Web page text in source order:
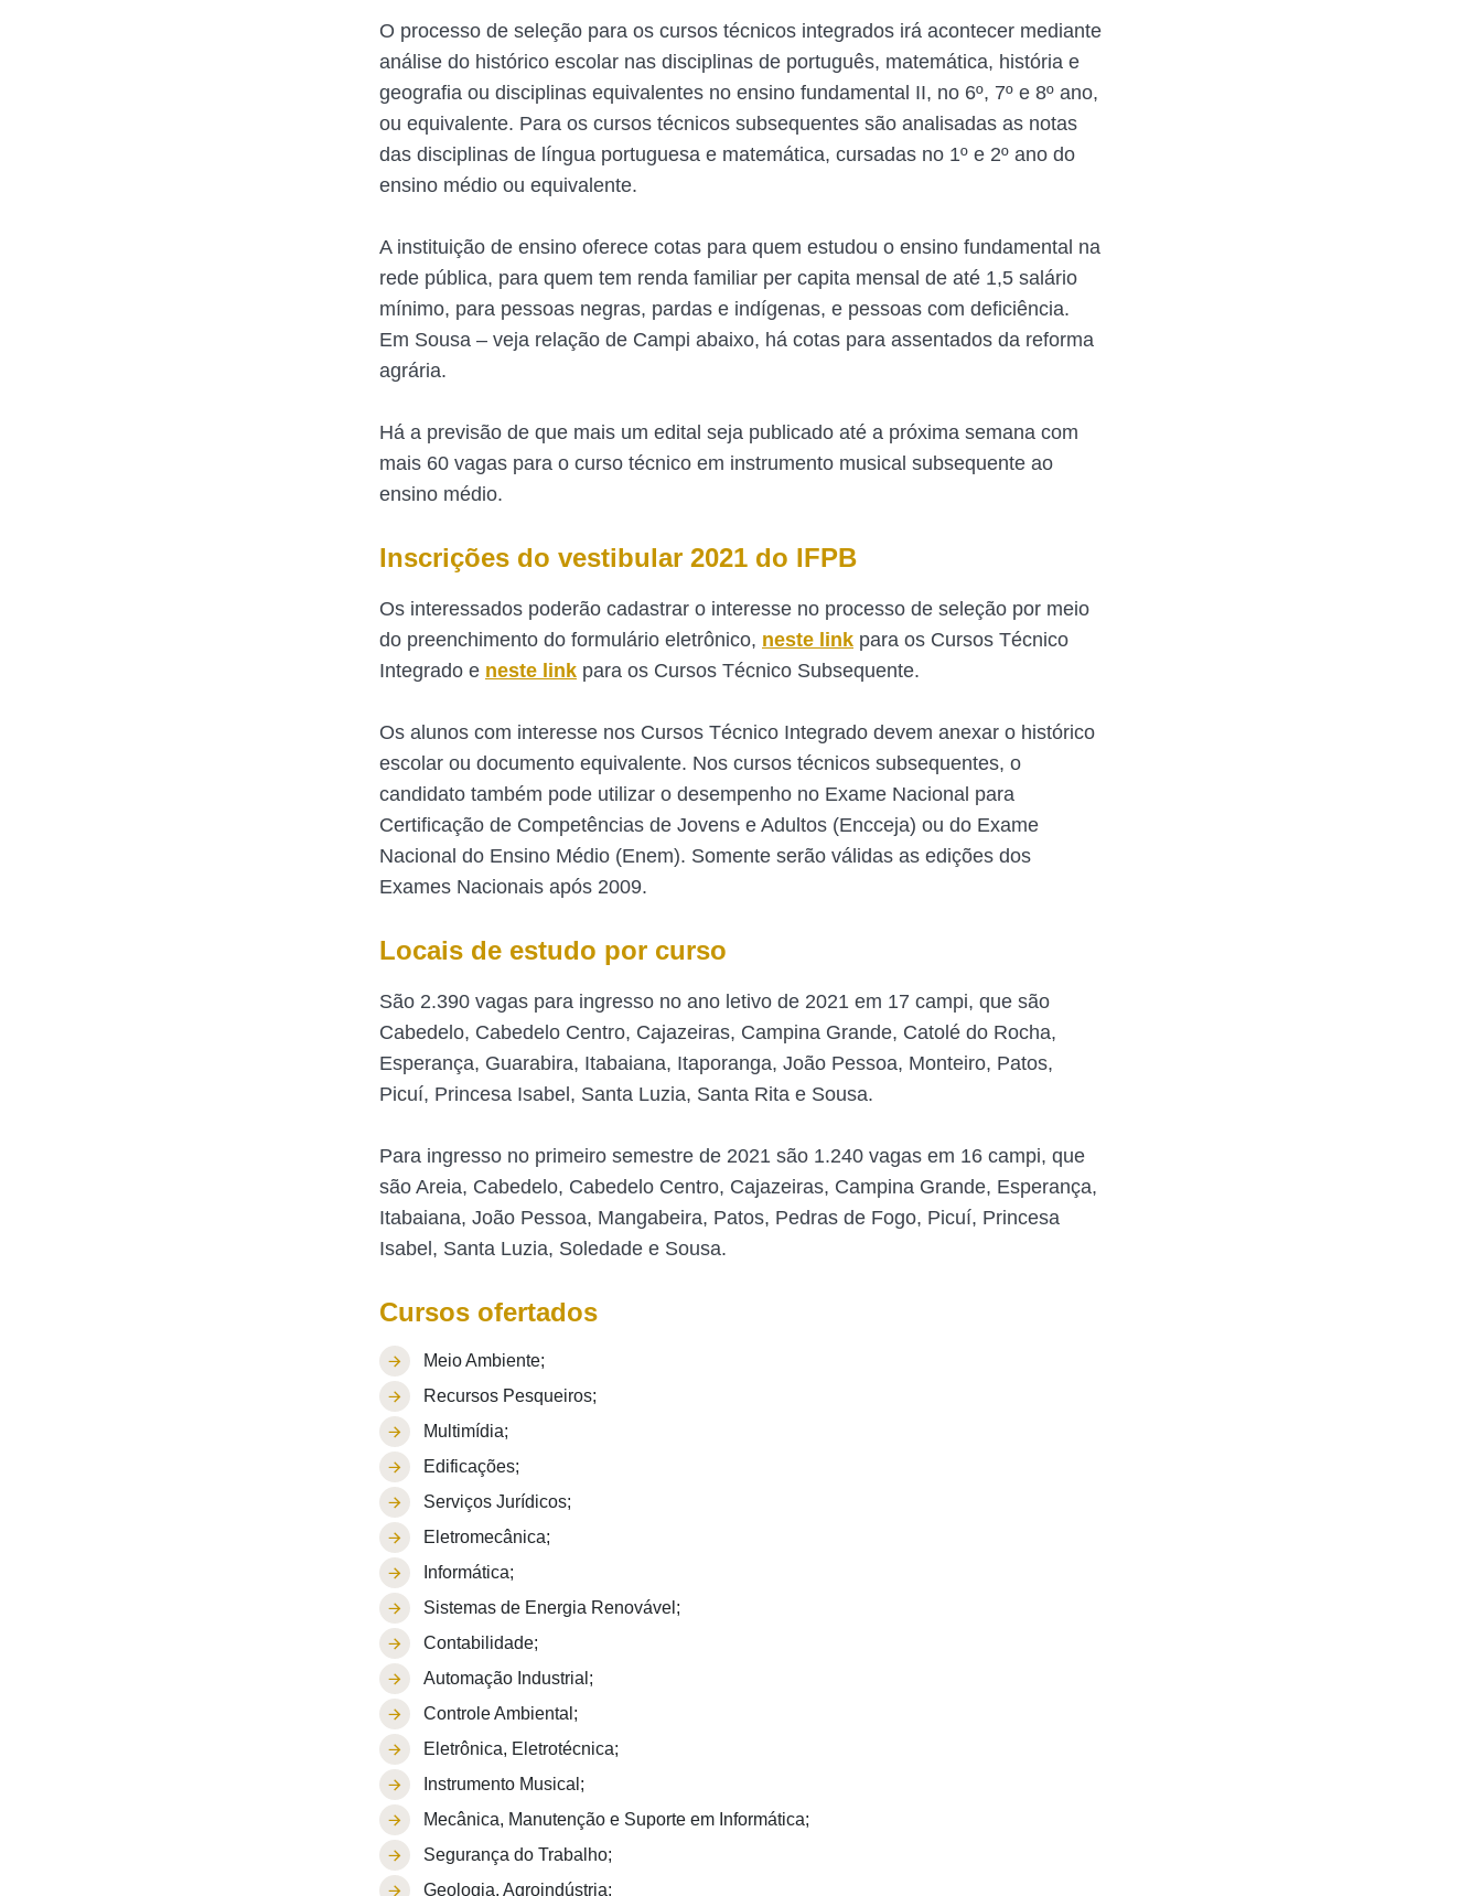
O processo de seleção para os cursos técnicos integrados irá acontecer mediante
análise do histórico escolar nas disciplinas de português, matemática, história e
geografia ou disciplinas equivalentes no ensino fundamental II, no 6º, 7º e 8º ano,
ou equivalente. Para os cursos técnicos subsequentes são analisadas as notas
das disciplinas de língua portuguesa e matemática, cursadas no 1º e 2º ano do
ensino médio ou equivalente.
A instituição de ensino oferece cotas para quem estudou o ensino fundamental na
rede pública, para quem tem renda familiar per capita mensal de até 1,5 salário
mínimo, para pessoas negras, pardas e indígenas, e pessoas com deficiência.
Em Sousa – veja relação de Campi abaixo, há cotas para assentados da reforma
agrária.
Há a previsão de que mais um edital seja publicado até a próxima semana com
mais 60 vagas para o curso técnico em instrumento musical subsequente ao
ensino médio.
Inscrições do vestibular 2021 do IFPB
Os interessados poderão cadastrar o interesse no processo de seleção por meio
do preenchimento do formulário eletrônico, neste link para os Cursos Técnico
Integrado e neste link para os Cursos Técnico Subsequente.
Os alunos com interesse nos Cursos Técnico Integrado devem anexar o histórico
escolar ou documento equivalente. Nos cursos técnicos subsequentes, o
candidato também pode utilizar o desempenho no Exame Nacional para
Certificação de Competências de Jovens e Adultos (Encceja) ou do Exame
Nacional do Ensino Médio (Enem). Somente serão válidas as edições dos
Exames Nacionais após 2009.
Locais de estudo por curso
São 2.390 vagas para ingresso no ano letivo de 2021 em 17 campi, que são
Cabedelo, Cabedelo Centro, Cajazeiras, Campina Grande, Catolé do Rocha,
Esperança, Guarabira, Itabaiana, Itaporanga, João Pessoa, Monteiro, Patos,
Picuí, Princesa Isabel, Santa Luzia, Santa Rita e Sousa.
Para ingresso no primeiro semestre de 2021 são 1.240 vagas em 16 campi, que
são Areia, Cabedelo, Cabedelo Centro, Cajazeiras, Campina Grande, Esperança,
Itabaiana, João Pessoa, Mangabeira, Patos, Pedras de Fogo, Picuí, Princesa
Isabel, Santa Luzia, Soledade e Sousa.
Cursos ofertados
Meio Ambiente;
Recursos Pesqueiros;
Multimídia;
Edificações;
Serviços Jurídicos;
Eletromecânica;
Informática;
Sistemas de Energia Renovável;
Contabilidade;
Automação Industrial;
Controle Ambiental;
Eletrônica, Eletrotécnica;
Instrumento Musical;
Mecânica, Manutenção e Suporte em Informática;
Segurança do Trabalho;
Geologia, Agroindústria;